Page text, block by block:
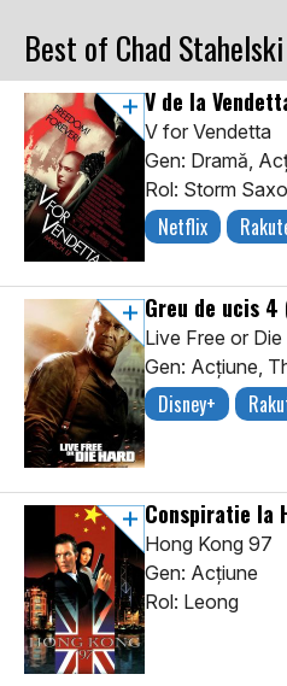
Best of Chad Stahelski
V de la
V for Vendetta
Gen: Dramă,
Rol: Storm
Netflix
Greu de ucis 4
Live Free or
Gen: Acţiune,
Disney+
Conspiratie la
Hong Kong 97
Gen: Acţiune
Rol: Leong